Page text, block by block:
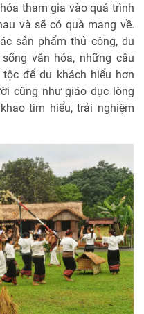
tham gia vào quá trình
và sẽ có quà mang về.
sản phẩm thủ công, du
văn hóa, những câu
để du khách hiểu hơn
cũng như giáo dục lòng
tìm hiểu, trải nghiệm